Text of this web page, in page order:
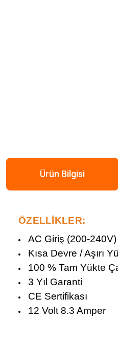
Ürün Bilgisi
ÖZELLİKLER:
AC Giriş (200-240V)
Kısa Devre / Aşırı
100 % Tam Yükte
3 Yıl Garanti
CE Sertifikası
12 Volt 8.3 Amper